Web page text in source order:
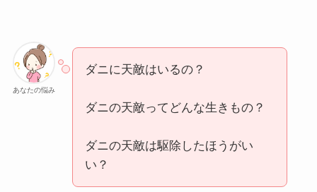
あなたの悩み
ダニに天敵はいるの？
ダニの天敵ってどんな生きもの？
ダニの天敵は駆除したほうがい
い？